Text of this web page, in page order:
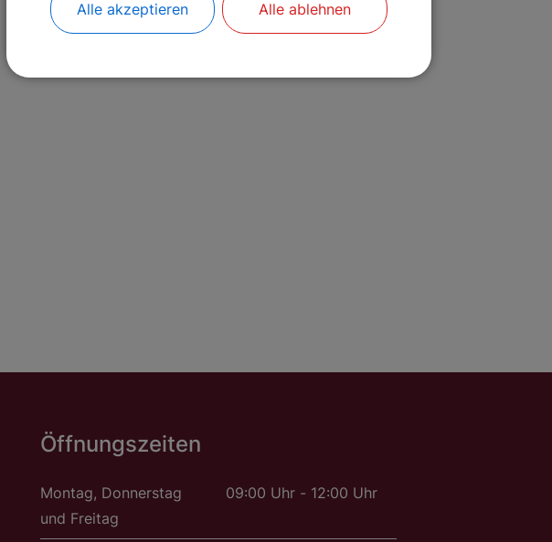
Öffnungszeiten
Montag, Donnerstag
und Freitag
09:00 Uhr - 12:00 Uhr
Alle akzeptieren Alle ablehnen